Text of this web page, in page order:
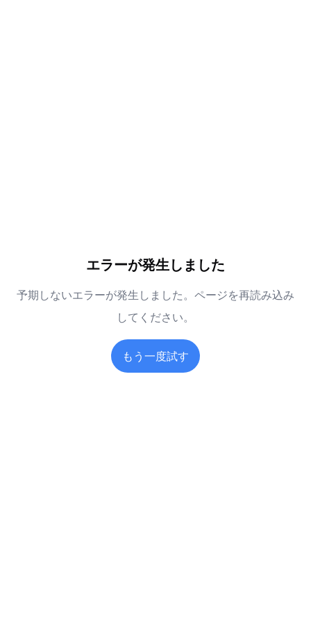
エラーが発生しました
予期しないエラーが発生しました。ページを再読み込み
してください。
もう一度試す